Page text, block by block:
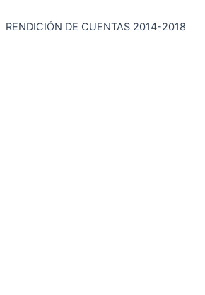
RENDICIÓN DE CUENTAS 2014-2018